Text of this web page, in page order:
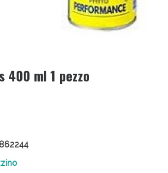
400 ml 1 pezzo
Sconto fino al 40% valido